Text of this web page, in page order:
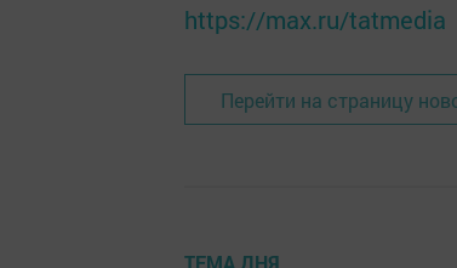
https://max.ru/tatmedia
Перейти на страницу
ТЕМА ДНЯ